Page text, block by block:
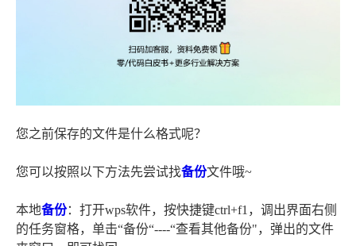
您之前保存的文件是什么格式呢？
您可以按照以下方法先尝试找备份文件哦~
本地备份：打开wps软件，按快捷键ctrl+f1，调出界面右侧
的任务窗格，单击“备份“----“查看其他备份"，弹出的文件